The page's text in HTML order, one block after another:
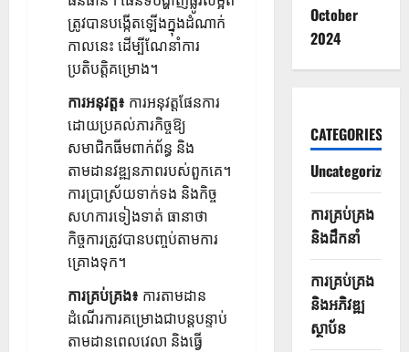
ត្រូវបានបង្កើតឡើងក្នុងដំណាក់
កាលនេះ ដើម្បីណែនាំការ
ប្រតិបត្តិគម្រោង។
ការអនុវត្ត៖ ការអនុវត្តផែនការ
ដោយប្រគល់ភារកិច្ចឱ្យ
សមាជិកធីមពាក់ព័ន្ធ និង
តាមដានវឌ្ឍនភាពរបស់ពួកគេ។
ការប្រាស្រ័យទាក់ទង និងកិច្ច
សហការទៀងទាត់ ធានាថា
កិច្ចការត្រូវបានបញ្ចប់តាមការ
គ្រោងទុក។
ការគ្រប់គ្រង៖ ការតាមដាន
ដំណើរការគម្រោងជាបន្តបន្ទាប់
តាមដានពេលវេលា និងធ្វើ
October
2024
CATEGORIES
Uncategorized
ការគ្រប់គ្រង
និងដឹកនាំ
ការគ្រប់គ្រង
និងអភិវឌ្ឍ
ស្ថាប័ន